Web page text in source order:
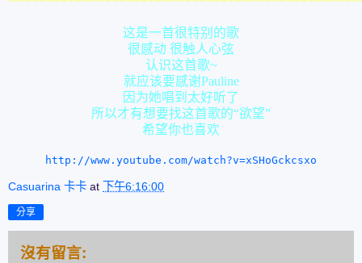
这是一首很特别的歌
很感动 很触人心弦
认识这首歌~
就应该要感谢Pauline
因为她唱到太好听了
所以才有想要找这首歌的“欲望”
希望你也喜欢
http://www.youtube.com/watch?v=xSHoGckcsxo
Casuarina 卡卡 at 下午6:16:00
分享
沒有留言: